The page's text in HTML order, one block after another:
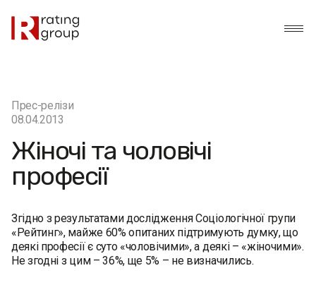
Прес-релізи
08.04.2013
Жіночі та чоловічі
професії
Згідно з результатами дослідження Соціологічної групи
«Рейтинг», майже 60% опитаних підтримують думку, що
деякі професії є суто «чоловічими», а деякі – «жіночими».
Не згодні з цим – 36%, ще 5% – не визначились.